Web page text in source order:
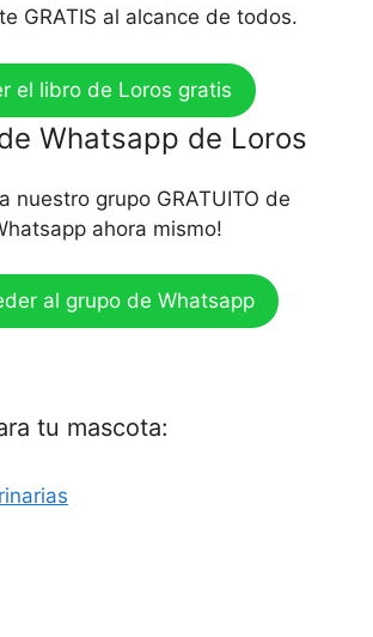
GRATIS al alcance de todos.
el libro de Loros gratis
Whatsapp de Loros
nuestro grupo GRATUITO de
ahora mismo!
al grupo de Whatsapp
tu mascota: